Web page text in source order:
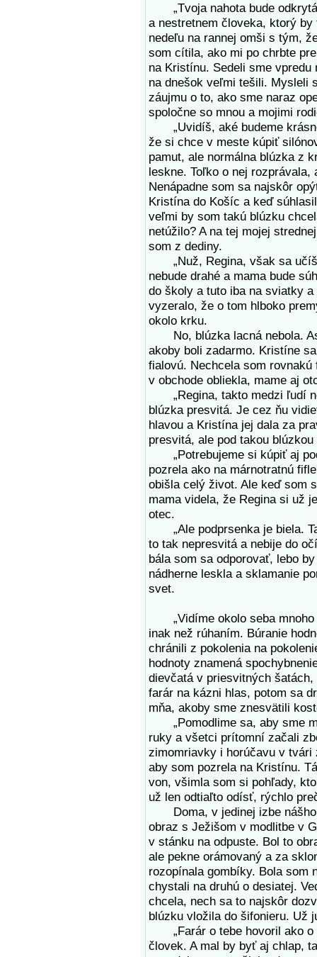
„Tvoja nahota bude
a nestretnem človeka, ktorý
nedeľu na rannej omši s tým,
som cítila, ako mi po chrbte
na Kristínu. Sedeli sme
na dnešok veľmi tešili. Mysleli
záujmu o to, ako sme naraz
spoločne so mnou a mojimi
„Uvidíš, aké budeme
že si chce v meste kúpiť
pamut, ale normálna blúzka z
leskne. Toľko o nej
Nenápadne som sa najskôr
Kristína do Košíc a keď
veľmi by som takú blúzku
netúžilo? A na tej mojej
som z dediny.
„Nuž, Regina, však sa učíš
nebude drahé a mama bude
do školy a tuto iba na sviatky
vyzeralo, že o tom hlboko
okolo krku.
No, blúzka lacná nebola.
akoby boli zadarmo. Kristíne
fialovú. Nechcela som
v obchode obliekla, mame aj
„Regina, takto medzi ľudí
blúzka presvitá. Je cez ňu
hlavou a Kristína jej dala za
presvitá, ale pod takou
„Potrebujeme si kúpiť aj
pozrela ako na márnotratnú
obišla celý život. Ale keď som
mama videla, že Regina si už
otec.
„Ale podprsenka je biela.
to tak nepresvitá a nebije do
bála som sa odporovať, lebo
nádherne leskla a sklamanie
svet.
„Vidíme okolo seba mnoho
inak než rúhaním. Búranie
chránili z pokolenia na
hodnoty znamená
dievčatá v priesvitných
farár na kázni hlas, potom sa
mňa, akoby sme znesvätili
„Pomodlime sa, aby sme
ruky a všetci prítomní začali
zimomriavky i horúčavu v tvári
aby som pozrela na Kristínu.
von, všimla som si pohľady,
už len odtiaľto odísť, rýchlo
Doma, v jedinej izbe nášho
obraz s Ježišom v modlitbe v
v stánku na odpuste. Bol to
ale pekne orámovaný a za
rozopínala gombíky. Bola som
chystali na druhú o desiatej.
chcela, nech sa to najskôr
blúzku vložila do šifonieru. Už
„Farár o tebe hovoril ako o
človek. A mal by byť aj chlap,